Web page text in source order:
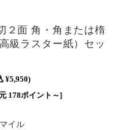
２面 角・角または楕
級ラスター紙）セッ
¥5,950)
178ポイント～]
イル